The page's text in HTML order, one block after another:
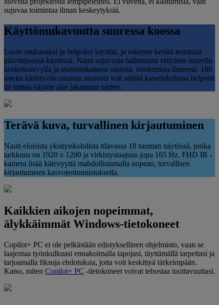
sujuvaa toimintaa ilman keskeytyksiä.
Käyttömukavuutta suuressa koossa
Luotu mukavaksi ja helpoksi käyttää, ja rakenne kestää testatusti
päivittäisessä käytössä. Nauti sujuvasta hallinnasta erityisen suurella
kosketuslevyllä ja alumiinikannen siististä, modernista ilmeestä. 180
astetta kääntyvän saranan ansiosta voit säätää katselukulmaa helposti
tai taittaa näytön alas jakamista varten.
Terävä kuva, turvallinen kirjautuminen
Nauti eloisista yksityiskohdista tilavassa 18 tuuman näytössä, jonka
tarkkuus on 1920 x 1200 ja virkistystaajuus jopa 165 Hz. FHD IR -
kamera lisää kätevyyttä mahdollistamalla nopean, turvallisen
kirjautumisen kasvojentunnistuksella.
Kaikkien aikojen nopeimmat,
älykkäimmät Windows-tietokoneet
Copilot+ PC ei ole pelkästään edistyksellinen ohjelmisto, vaan se
laajentaa työnkulkuasi ennakoimalla tapojasi, täyttämällä tarpeitasi ja
tarjoamalla fiksuja ehdotuksia, jotta voit keskittyä tärkeimpään.
Katso, miten Copilot+ PC -tietokoneet voivat tehostaa tuottavuuttasi.